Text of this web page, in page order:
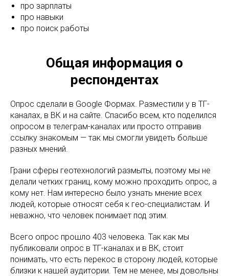
про зарплаты
про навыки
про поиск работы
Общая информация о
респондентах
Опрос сделали в Google Формах. Разместили у в ТГ-
каналах, в ВК и на сайте. Спасибо всем, кто поделился
опросом в телеграм-каналах или просто отправив
ссылку знакомым — так мы смогли увидеть больше
разных мнений.
Грани сферы геотехнологий размыты, поэтому мы не
делали четких границ, кому можно проходить опрос, а
кому нет. Нам интересно было узнать мнение всех
людей, которые относят себя к гео-специалистам. И
неважно, что человек понимает под этим.
Всего опрос прошло 403 человека. Так как мы
публиковали опрос в ТГ-каналах и в ВК, стоит
понимать, что есть перекос в сторону людей, которые
близки к нашей аудитории. Тем не менее, мы довольны